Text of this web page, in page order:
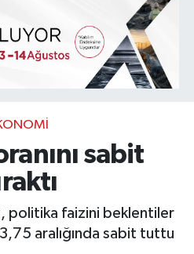
sabit
politika faizini beklentiler
aralığında sabit tuttu